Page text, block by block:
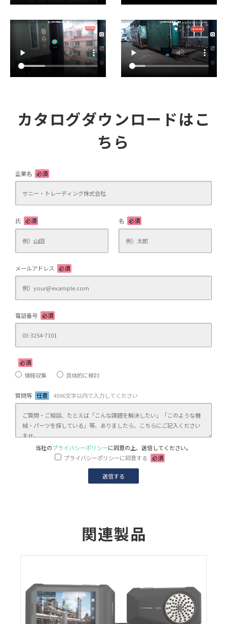
カタログダウンロードはこ
ちら
企業名 必須
氏 必須 名 必須
メールアドレス 必須
電話番号 必須
必須
情報収集
具体的に検討
質問等 任意 4096文字以内で入力してください
当社のプライバシーポリシーに同意の上、送信してください。
プライバシーポリシーに同意する
必須
関連製品